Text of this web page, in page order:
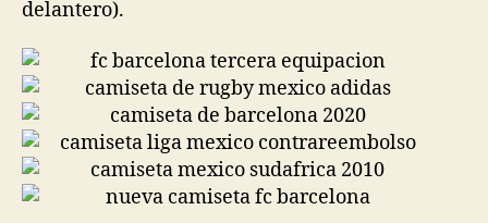
delantero).